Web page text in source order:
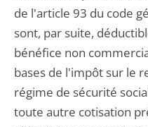
de l'article 93 du code
sont, par suite,
bénéfice non
bases de l'impôt sur le
régime de sécurité
toute autre cotisation